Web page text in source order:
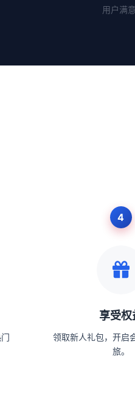
用户满
享受权
领取新人礼包，开启
旅。